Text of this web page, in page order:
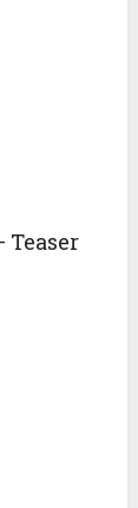
Teaser